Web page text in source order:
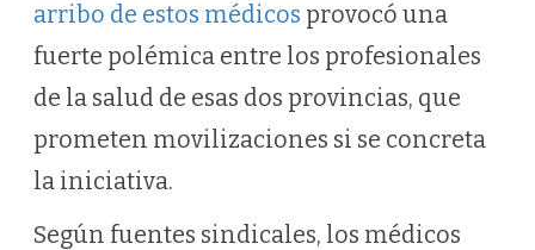
arribo de estos médicos provocó una
fuerte polémica entre los profesionales
de la salud de esas dos provincias, que
prometen movilizaciones si se concreta
la iniciativa.
Según fuentes sindicales, los médicos